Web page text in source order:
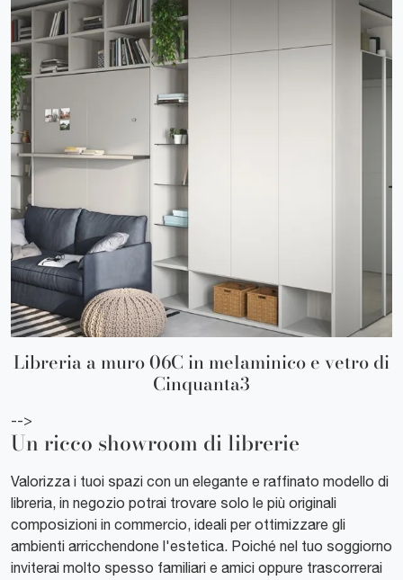
Libreria a muro 06C in melaminico e vetro di
Cinquanta3
-->
Un ricco showroom di librerie
Valorizza i tuoi spazi con un elegante e raffinato modello di
libreria, in negozio potrai trovare solo le più originali
composizioni in commercio, ideali per ottimizzare gli
ambienti arricchendone l'estetica. Poiché nel tuo soggiorno
inviterai molto spesso familiari e amici oppure trascorrerai